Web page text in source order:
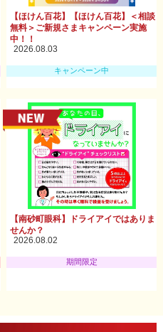
【ほけん百花】【ほけん百花】＜相談
無料＞ご新規さまキャンペーン実施
中！！
2026.08.03
キャンペーン中
【南砂町眼科】ドライアイではありま
せんか？
2026.08.02
期間限定